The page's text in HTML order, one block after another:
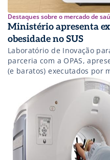
Destaques sobre o mercado de
Ministério apresenta
obesidade no SUS
Laboratório de Inovação
parceria com a OPAS,
(e baratos) executados por